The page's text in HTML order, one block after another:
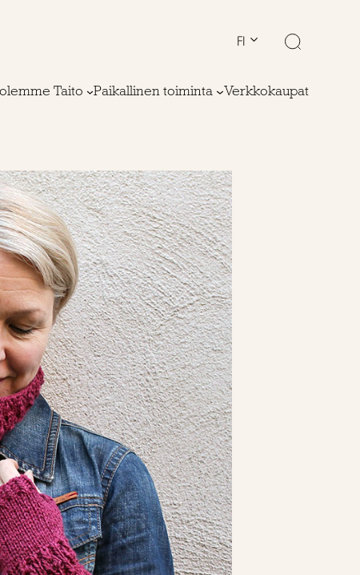
FI
Taito Paikallinen toiminta Verkkokaupat